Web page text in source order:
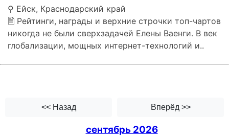
⚲ Ейск, Краснодарский край
🗎 Рейтинги, награды и верхние строчки топ-чартов
никогда не были сверхзадачей Елены Ваенги. В век
глобализации, мощных интернет-технологий и..
<< Назад Вперёд >>
сентябрь 2026